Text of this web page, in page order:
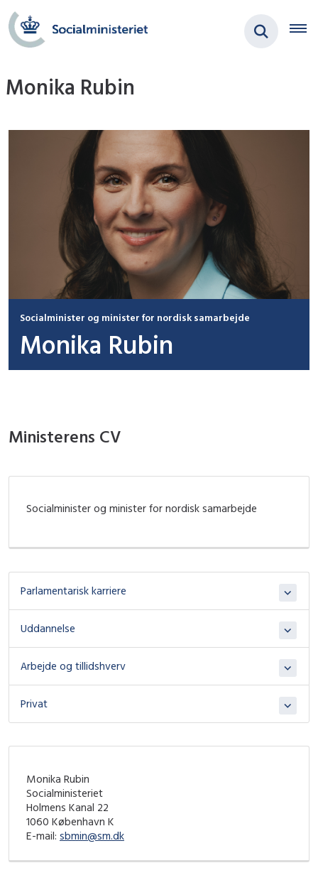
Monika Rubin
Socialminister og minister for nordisk samarbejde
Monika Rubin
Ministerens CV
Socialminister og minister for nordisk samarbejde
Parlamentarisk karriere
Uddannelse
Arbejde og tillidshverv
Privat
Monika Rubin
Socialministeriet
Holmens Kanal 22
1060 København K
E-mail: sbmin@sm.dk